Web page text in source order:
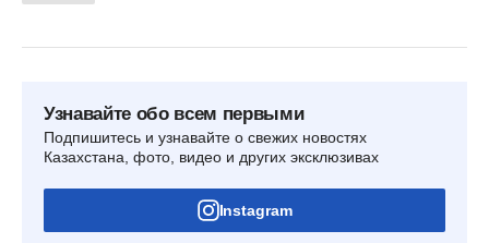
Узнавайте обо всем первыми
Подпишитесь и узнавайте о свежих новостях
Казахстана, фото, видео и других эксклюзивах
Instagram